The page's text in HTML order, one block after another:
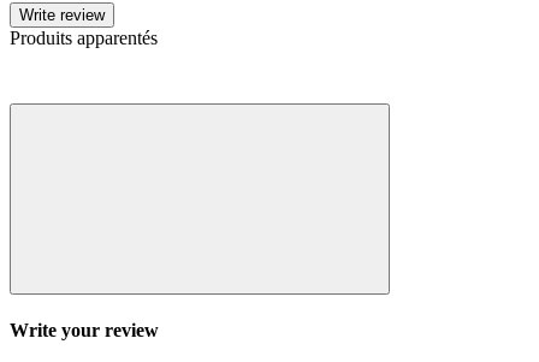
Write review
Produits apparentés
Write your review